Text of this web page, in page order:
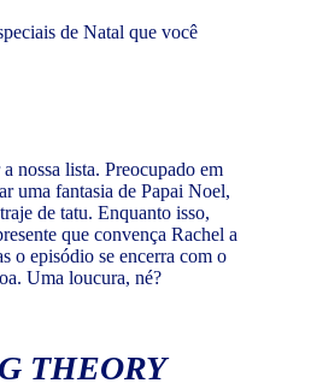
nossa lista. Preocupado em
uma fantasia de Papai Noel,
de tatu. Enquanto isso,
que convença Rachel a
o episódio se encerra com o
Uma loucura, né?
THEORY